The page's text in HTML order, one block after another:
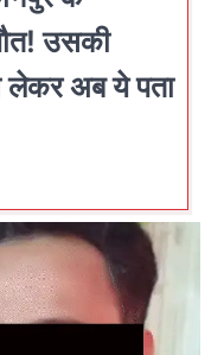
उसकी
लेकर अब ये पता